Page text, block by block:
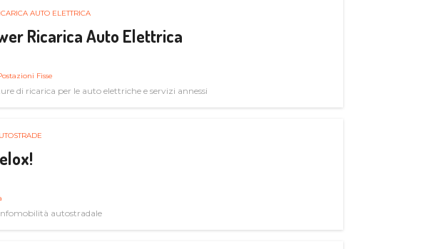
AUTO ELETTRICA
Ricarica Auto Elettrica
Fisse
di ricarica per le auto elettriche e servizi annessi
autostradale